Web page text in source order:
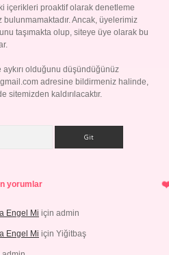
içerikleri proaktif olarak denetleme
Ancak, üyelerimiz
taşımakta olup, siteye üye olarak bu
olduğunu düşündüğünüz
adresine bildirmeniz halinde,
kaldırılacaktır.
yorumlar
Engel Mi için admin
Engel Mi için Yiğitbaş